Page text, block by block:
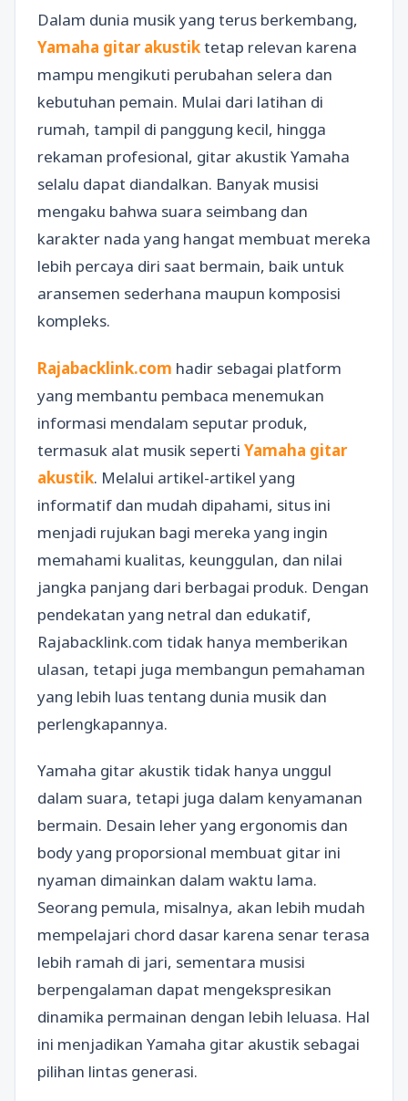
Dalam dunia musik yang terus berkembang,
Yamaha gitar akustiktetap relevan karena
mampu mengikuti perubahan selera dan
kebutuhan pemain. Mulai dari latihan di
rumah, tampil di panggung kecil, hingga
rekaman profesional, gitar akustik Yamaha
selalu dapat diandalkan. Banyak musisi
mengaku bahwa suara seimbang dan
karakter nada yang hangat membuat mereka
lebih percaya diri saat bermain, baik untuk
aransemen sederhana maupun komposisi
kompleks.
Rajabacklink.com hadir sebagai platform
yang membantu pembaca menemukan
informasi mendalam seputar produk,
termasuk alat musik seperti Yamaha gitar
akustik. Melalui artikel-artikel yang
informatif dan mudah dipahami, situs ini
menjadi rujukan bagi mereka yang ingin
memahami kualitas, keunggulan, dan nilai
jangka panjang dari berbagai produk. Dengan
pendekatan yang netral dan edukatif,
Rajabacklink.com tidak hanya memberikan
ulasan, tetapi juga membangun pemahaman
yang lebih luas tentang dunia musik dan
perlengkapannya.
Yamaha gitar akustik tidak hanya unggul
dalam suara, tetapi juga dalam kenyamanan
bermain. Desain leher yang ergonomis dan
body yang proporsional membuat gitar ini
nyaman dimainkan dalam waktu lama.
Seorang pemula, misalnya, akan lebih mudah
mempelajari chord dasar karena senar terasa
lebih ramah di jari, sementara musisi
berpengalaman dapat mengekspresikan
dinamika permainan dengan lebih leluasa. Hal
ini menjadikan Yamaha gitar akustik sebagai
pilihan lintas generasi.